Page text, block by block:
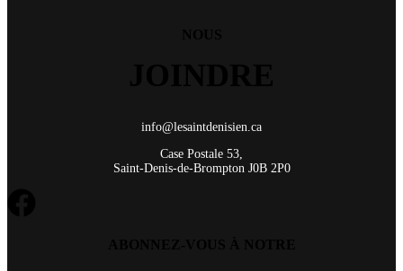
info@lesaintdenisien.ca
Case Postale 53,
Saint-Denis-de-Brompton J0B 2P0